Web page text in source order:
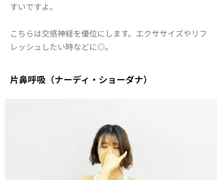
すいですよ。
こちらは交感神経を優位にします。エクササイズやリフ
レッシュしたい時などに◎。
片鼻呼吸（ナーディ・ショーダナ）